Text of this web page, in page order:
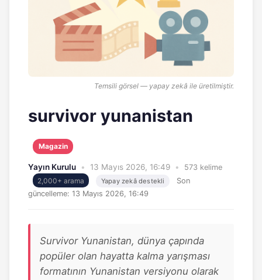
Temsili görsel — yapay zekâ ile üretilmiştir.
survivor yunanistan
Magazin
Yayın Kurulu • 13 Mayıs 2026, 16:49 •
573 kelime
2,000+ arama
Yapay zekâ destekli
Son
güncelleme: 13 Mayıs 2026, 16:49
Survivor Yunanistan, dünya çapında
popüler olan hayatta kalma yarışması
formatının Yunanistan versiyonu olarak